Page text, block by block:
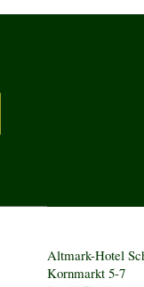
Altmark-Hotel
Kornmarkt 5-7